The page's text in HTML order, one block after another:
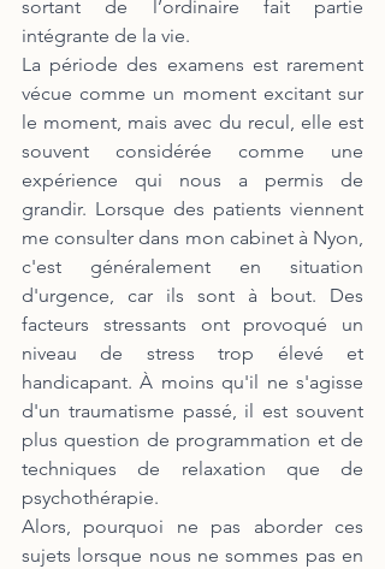
sortant de l’ordinaire fait partie
intégrante de la vie.
La période des examens est rarement
vécue comme un moment excitant sur
le moment, mais avec du recul, elle est
souvent considérée comme une
expérience qui nous a permis de
grandir. Lorsque des patients viennent
me consulter dans mon cabinet à Nyon,
c'est généralement en situation
d'urgence, car ils sont à bout. Des
facteurs stressants ont provoqué un
niveau de stress trop élevé et
handicapant. À moins qu'il ne s'agisse
d'un traumatisme passé, il est souvent
plus question de programmation et de
techniques de relaxation que de
psychothérapie.
Alors, pourquoi ne pas aborder ces
sujets lorsque nous ne sommes pas en